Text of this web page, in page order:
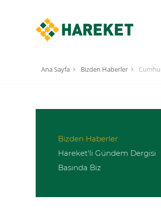
Ana Sayfa Bizden Haberler
Bizden Haberler
Hareket'li Gündem Dergisi
Basında Biz